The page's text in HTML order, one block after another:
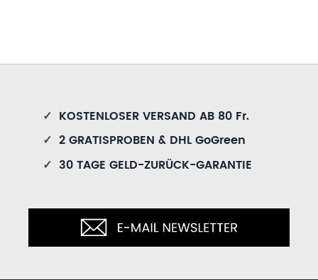
✓ KOSTENLOSER VERSAND AB 80 Fr.
✓ 2 GRATISPROBEN & DHL GoGreen
✓ 30 TAGE GELD-ZURÜCK-GARANTIE